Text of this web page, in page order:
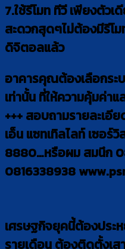
7.ใช้รีโมท ทีวี เพียงตัวเ
สะดวกสุดๆไม่ต้องมีรีโ
ดิจิตอลแล้ว
อาคารคุณต้องเลือกร
เท่านั้น ที่ให้ความคุ้มค่า
+++ สอบถามรายละเอี
เอ็น แซทเทิลไลท์ เซอร์
8880…หรือผม สมนึก
0816338938
เศรษฐกิจยุคนี้ต้องประ
รายเดือน ต้องติดตั้งเ